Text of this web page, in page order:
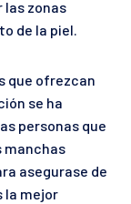
las zonas
de la piel.
que ofrezcan
se ha
personas que
manchas
asegurase de
la mejor